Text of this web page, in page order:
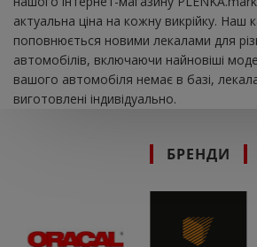
актуальна ціна на кожну викрійку. Наш
поповнюється новими лекалами для
автомобілів, включаючи найновіші
вашого автомобіля немає в базі,
виготовлені індивідуально.
БРЕНДИ